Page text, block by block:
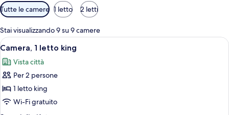
Filtri
disponibili
per
le
camere
Tutte le camere 1 letto 2 letti
Stai visualizzando 9 su 9 camere
Apri
tutte
le
foto
per
Camera,
Camera d'albergo con letto,
2
Camera, 1 letto king
Vista città
Per 2 persone
1 letto king
Wi-Fi gratuito